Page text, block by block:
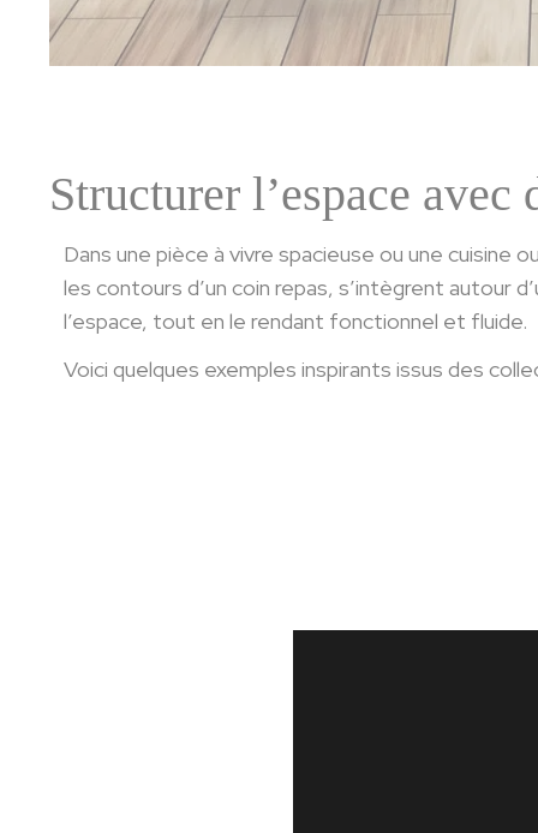
Structurer l’espace avec
Dans une pièce à vivre spacieuse ou une cuisine
les contours d’un coin repas, s’intègrent autour
l’espace, tout en le rendant fonctionnel et fluide.
Voici quelques exemples inspirants issus des